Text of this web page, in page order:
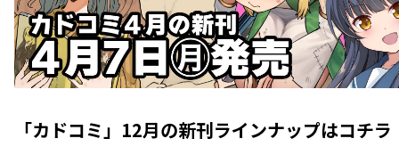
「カドコミ」12月の新刊ラインナップはコチラ